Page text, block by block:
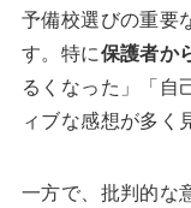
予備校選びの重要
す。特に保護者か
るくなった」「自
ィブな感想が多く
一方で、批判的な